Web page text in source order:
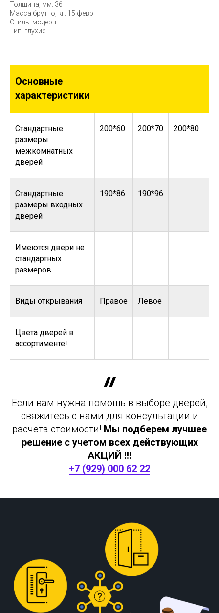
Толщина, мм: 36
Масса брутто, кг: 15.февр
Стиль: модерн
Тип: глухие
Основные
характеристики
Стандартные
размеры
межкомнатных
дверей
200*60 200*70 200*80
Стандартные
размеры входных
дверей
190*86 190*96
Имеются двери не
стандартных
размеров
Виды открывания Правое Левое
Цвета дверей в
ассортименте!
Если вам нужна помощь в выборе дверей,
свяжитесь с нами для консультации и
расчета стоимости! Мы подберем лучшее
решение с учетом всех действующих
АКЦИЙ !!!
+7 (929) 000 62 22